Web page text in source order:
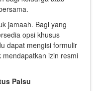
jamaah. Bagi yang
opsi khusus
dapat mengisi formulir
izin resmi
Palsu